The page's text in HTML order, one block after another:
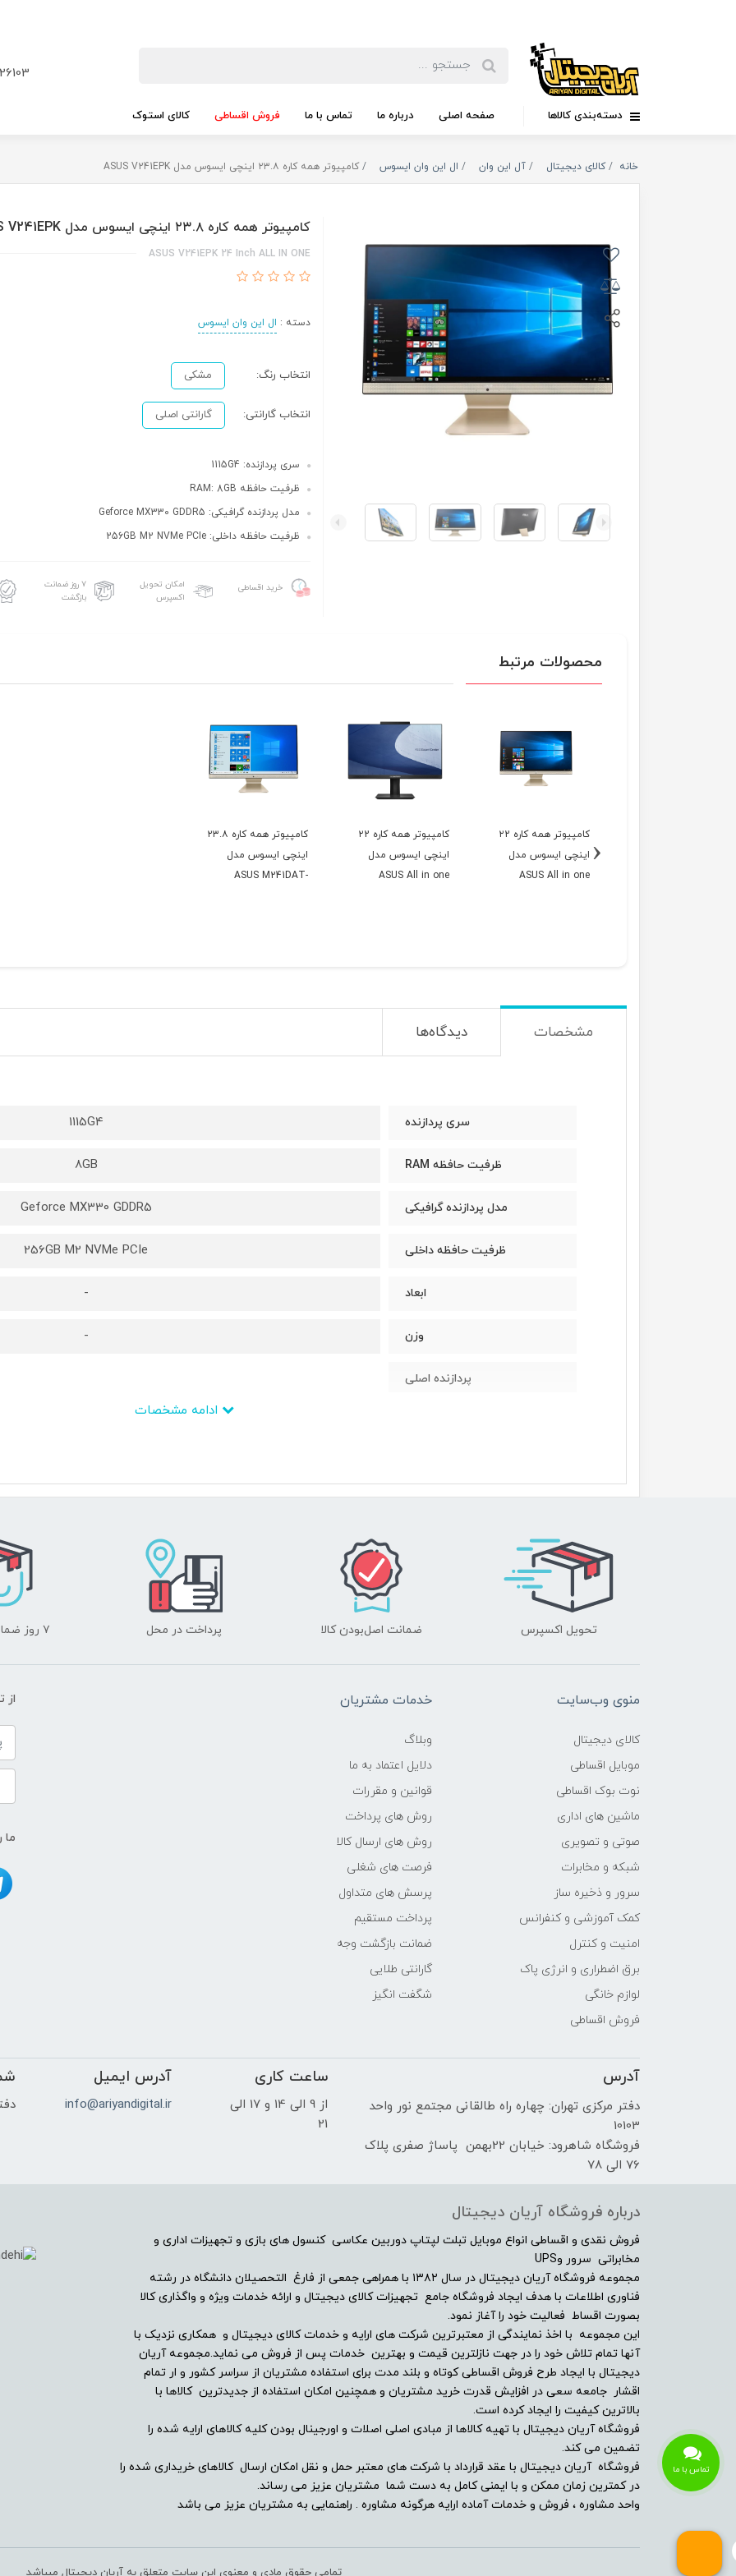
دسته‌بندی کالاها صفحه اصلی درباره ما تماس با ما فروش اقساطی کالای استوک
خانه کالای دیجیتال آل این وان ال این وان ایسوس کامپیوتر همه کاره ۲۳.۸ اینچی ایسوس مدل ASUS V241EPK
کامپیوتر همه کاره ۲۳.۸ اینچی ایسوس مدل ASUS V241EPK
ASUS V241EPK 24 Inch ALL IN ONE
دسته : ال این وان ایسوس
انتخاب رنگ: مشکی
انتخاب گارانتی: گارانتی اصلی
سری پردازنده: 1115G4
ظرفیت حافظه RAM: 8GB
مدل پردازنده گرافیکی: Geforce MX330 GDDR5
ظرفیت حافظه داخلی: 256GB M2 NVMe PCIe
خرید اقساطی
امکان تحویل
اکسپرس
۷ روز ضمانت
بازگشت
محصولات مرتبط
کامپیوتر همه کاره ۲2
اینچی ایسوس مدل
ASUS All in one
کامپیوتر همه کاره ۲2
اینچی ایسوس مدل
ASUS All in one
کامپیوتر همه کاره ۲۳.۸
اینچی ایسوس مدل
ASUS M241DAT-
‹
مشخصات دیدگاه‌ها
سری پردازنده 1115G4
ظرفیت حافظه RAM 8GB
مدل پردازنده گرافیکی Geforce MX330 GDDR5
ظرفیت حافظه داخلی 256GB M2 NVMe PCIe
ابعاد -
وزن -
پردازنده اصلی
2.4 گیگاهرتز تا 4.2 گیگاهرتز
حافظه ی رم
حافظه دستگاه
پردازنده ی گرافیکی
سازنده پردازنده گرافیکی
گرافیکی
مشخصات صفحه نمایش
FHD IPS (1920×1080)
صفحه نمایش مات
صفحه نمایش لمسی
امکانات و سنسورها
درایو نوری
توضیحات درایو نوری
مشخصات اسپیکر
بلوتوث
پورت ها و درگاه ارتباطی
تحویل اکسپرس ضمانت اصل‌بودن کالا پرداخت در محل ۷ روز ضمانت بازگشت
منوی وب‌سایت
کالای دیجیتال
موبایل اقساطی
نوت بوک اقساطی
ماشین های اداری
صوتی و تصویری
شبکه و مخابرات
سرور و ذخیره ساز
کمک آموزشی و کنفرانس
امنیت و کنترل
برق اضطراری و انرژی پاک
لوازم خانگی
فروش اقساطی
خدمات مشتریان
وبلاگ
دلایل اعتماد به ما
قوانین و مقررات
روش های پرداخت
روش های ارسال کالا
فرصت های شغلی
پرسش های متداول
پرداخت مستقیم
ضمانت بازگشت وجه
گارانتی طلایی
شگفت انگیز
از
ما
آدرس
دفتر مرکزی تهران: چهاره راه طالقانی مجتمع نور واحد
10103
فروشگاه شاهرود: خیابان 22بهمن پاساژ صفری پلاک
76 الی 78
ساعت کاری
از 9 الی 14 و 17 الی
21
آدرس ایمیل
info@ariyandigital.ir
درباره فروشگاه آریان دیجیتال
فروش نقدی و اقساطی انواع موبایل تبلت لپتاپ دوربین عکاسی کنسول های بازی و تجهیزات اداری و
مخابراتی سرور وUPS
مجموعه فروشگاه آریان دیجیتال در سال ۱۳۸۲ با همراهی جمعی از فارغ التحصیلان دانشگاه در رشته
فناوری اطلاعات با هدف ایجاد فروشگاه جامع تجهیزات کالای دیجیتال و ارائه خدمات ویژه و واگذاری کالا
بصورت اقساط فعالیت خود را آغاز نمود.
این مجموعه با اخذ نمایندگی از معتبرترین شرکت های ارایه و خدمات کالای دیجیتال و همکاری نزدیک با
آنها تمام تلاش خود را در جهت نازلترین قیمت و بهترین خدمات پس از فروش می نماید.مجموعه آریان
دیجیتال با ایجاد طرح فروش اقساطی کوتاه و بلند مدت برای استفاده مشتریان از سراسر کشور و ار تمام
اقشار جامعه سعی در افزایش قدرت خرید مشتریان و همچنین امکان استفاده از جدیدترین کالاها با
بالاترین کیفیت را ایجاد کرده است.
فروشگاه آریان دیجیتال با تهیه کالاها از مبادی اصلی اصلات و اورجینال بودن کلیه کالاهای ارایه شده را
تضمین می کند.
فروشگاه آریان دیجیتال با عقد قرارداد با شرکت های معتبر حمل و نقل امکان ارسال کالاهای خریداری شده را
در کمترین زمان ممکن و با ایمنی کامل به دست شما مشتریان عزیز می رساند.
واحد مشاوره ، فروش و خدمات آماده ارایه هرگونه مشاوره . راهنمایی به مشتریان عزیز می باشد
تمامی حقوق مادی و معنوی این سایت متعلق به آریان دیجیتال میباشد
تماس با ما